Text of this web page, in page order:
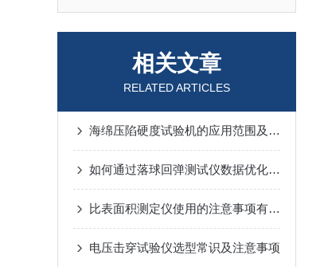
相关文章
RELATED ARTICLES
海绵压陷硬度试验机的应用范围及工作原理
如何通过落球回弹测试仪数据优化泡沫配方
比表面积测定仪使用的注意事项有哪些
电压击穿试验仪选型常识及注意事项